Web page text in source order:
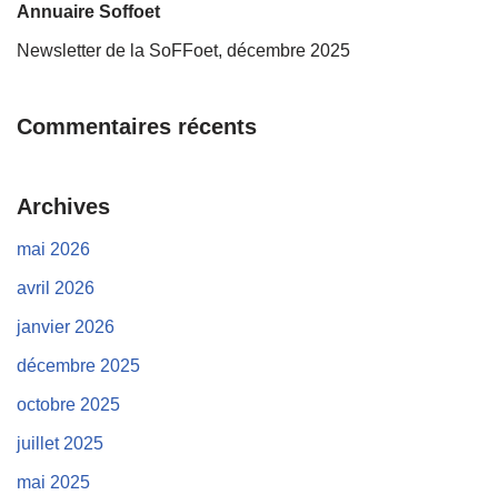
Annuaire Soffoet
Newsletter de la SoFFoet, décembre 2025
Commentaires récents
Archives
mai 2026
avril 2026
janvier 2026
décembre 2025
octobre 2025
juillet 2025
mai 2025